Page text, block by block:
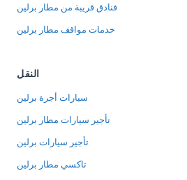
فنادق قريبة من مطار برلين
خدمات مواقف مطار برلين
النقل
سيارات أجرة برلين
تأجير سيارات مطار برلين
تأجير سيارات برلين
تاكسي مطار برلين